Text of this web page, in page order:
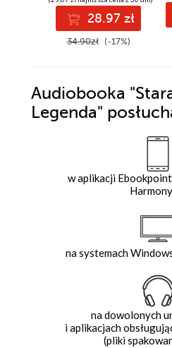
28.97 zł
34.90zł (-17%)
Audiobooka
Legenda"
w aplikacji
na systemach
na dowolonych
i aplikacjach
(pliki